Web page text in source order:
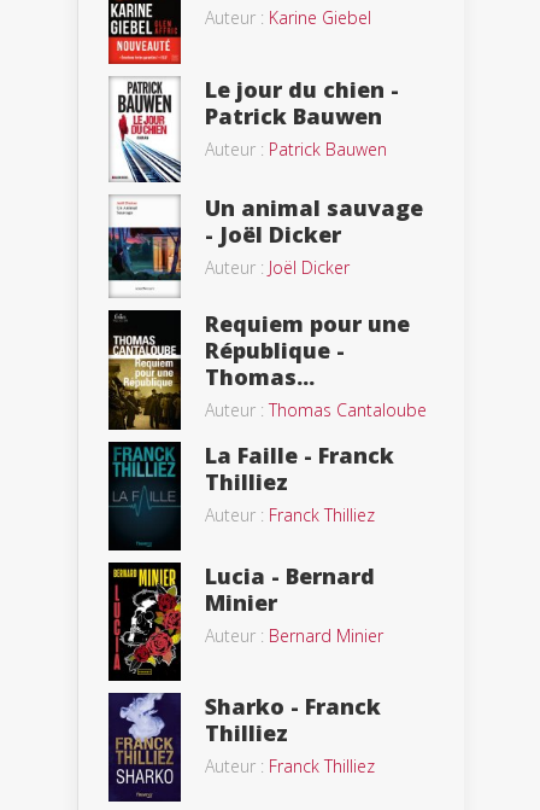
Auteur : Karine Giebel
Le jour du chien -
Patrick Bauwen
Auteur : Patrick Bauwen
Un animal sauvage
- Joël Dicker
Auteur : Joël Dicker
Requiem pour une
République -
Thomas...
Auteur :Thomas Cantaloube
La Faille - Franck
Thilliez
Auteur : Franck Thilliez
Lucia - Bernard
Minier
Auteur : Bernard Minier
Sharko - Franck
Thilliez
Auteur : Franck Thilliez